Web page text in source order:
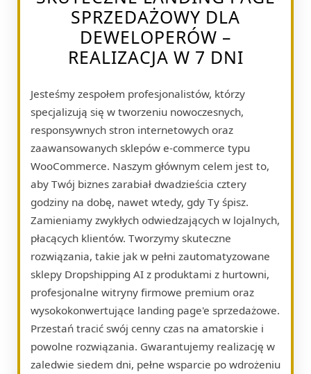
SPRZEDAŻOWY DLA
DEWELOPERÓW –
REALIZACJA W 7 DNI
Jesteśmy zespołem profesjonalistów, którzy
specjalizują się w tworzeniu nowoczesnych,
responsywnych stron internetowych oraz
zaawansowanych sklepów e-commerce typu
WooCommerce. Naszym głównym celem jest to,
aby Twój biznes zarabiał dwadzieścia cztery
godziny na dobę, nawet wtedy, gdy Ty śpisz.
Zamieniamy zwykłych odwiedzających w lojalnych,
płacących klientów. Tworzymy skuteczne
rozwiązania, takie jak w pełni zautomatyzowane
sklepy Dropshipping AI z produktami z hurtowni,
profesjonalne witryny firmowe premium oraz
wysokokonwertujące landing page'e sprzedażowe.
Przestań tracić swój cenny czas na amatorskie i
powolne rozwiązania. Gwarantujemy realizację w
zaledwie siedem dni, pełne wsparcie po wdrożeniu